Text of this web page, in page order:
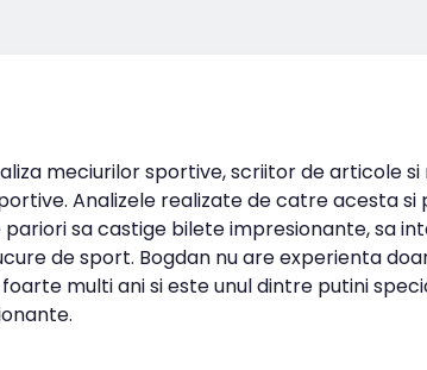
meciurilor sportive, scriitor de articole
Analizele realizate de catre acesta
pariori sa castige bilete impresionante, sa
de sport. Bogdan nu are experienta
multi ani si este unul dintre putini